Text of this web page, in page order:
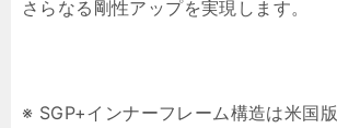
さらなる剛性アップを実現します。
※ SGP+インナーフレーム構造は米国版